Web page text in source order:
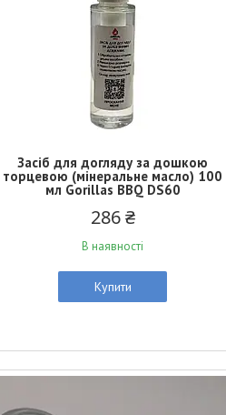
Засіб для догляду за дошкою
торцевою (мінеральне масло) 100
мл Gorillas BBQ DS60
286 ₴
В наявності
Купити